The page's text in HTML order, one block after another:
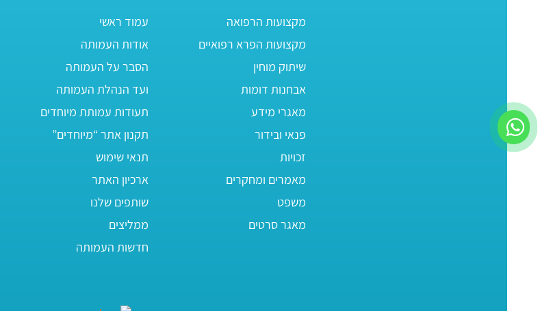
מקצועות הרפואה
מקצועות הפרא רפואיים
שיתוק מוחין
אבחנות דומות
מאגרי מידע
פנאי ובידור
זכויות
מאמרים ומחקרים
משפט
מאגר סרטים
עמוד ראשי
אודות העמותה
הסבר על העמותה
ועד הנהלת העמותה
תעודות עמותת מיוחדים
תקנון אתר “מיוחדים”
תנאי שימוש
ארכיון האתר
שותפים שלנו
ממליצים
חדשות העמותה